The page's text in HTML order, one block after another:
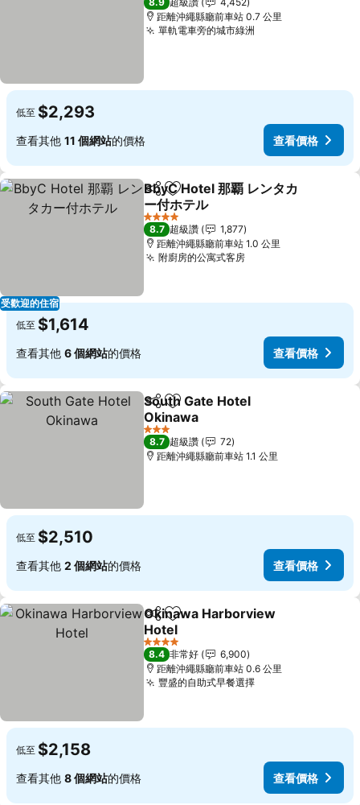
距離沖繩縣廳前車站 0.7 公里
單軌電車旁的城市綠洲
低至 $2,293
查看其他 11 個網站的價格 查看價格
受歡迎的住宿
分享 加入我的最愛
BbyC Hotel 那覇 レンタカ
ー付ホテル
4 星級
8.7 超級讚
1,877
距離沖繩縣廳前車站 1.0 公里
附廚房的公寓式客房
低至 $1,614
查看其他 6 個網站的價格 查看價格
分享 加入我的最愛
South Gate Hotel
Okinawa
3 星級
8.7 超級讚
72
距離沖繩縣廳前車站 1.1 公里
低至 $2,510
查看其他 2 個網站的價格 查看價格
分享 加入我的最愛
Okinawa Harborview
Hotel
4 星級
8.4 非常好
6,900
距離沖繩縣廳前車站 0.6 公里
豐盛的自助式早餐選擇
低至 $2,158
查看其他 8 個網站的價格 查看價格